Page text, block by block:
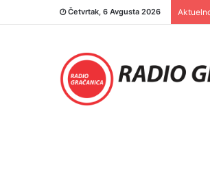
Četvrtak, 6 Avgusta 2026